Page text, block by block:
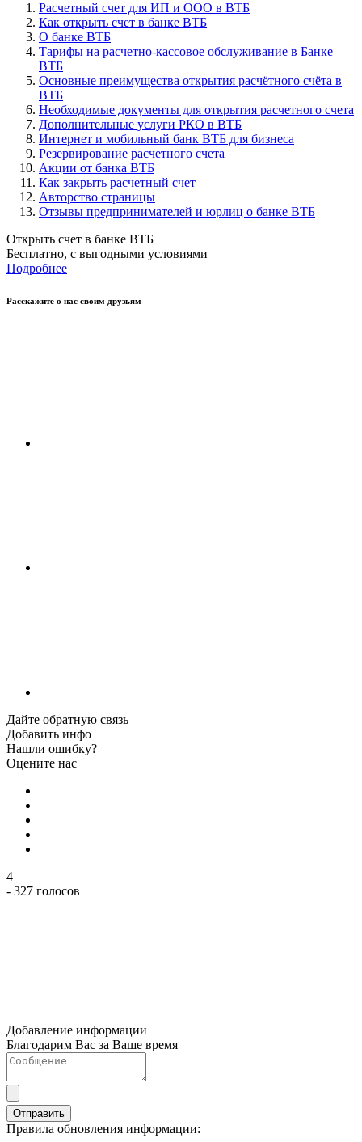
Расчетный счет для ИП и ООО в ВТБ
Как открыть счет в банке ВТБ
О банке ВТБ
Тарифы на расчетно-кассовое обслуживание в Банке
ВТБ
Основные преимущества открытия расчётного счёта в
ВТБ
Необходимые документы для открытия расчетного счета
Дополнительные услуги РКО в ВТБ
Интернет и мобильный банк ВТБ для бизнеса
Резервирование расчетного счета
Акции от банка ВТБ
Как закрыть расчетный счет
Авторство страницы
Отзывы предпринимателей и юрлиц о банке ВТБ
Открыть счет в банке ВТБ
Бесплатно, с выгодными условиями
Подробнее
Расскажите о нас своим друзьям
Дайте обратную связь
Добавить инфо
Нашли ошибку?
Оцените нас
4
- 327 голосов
Добавление информации
Благодарим Вас за Ваше время
Отправить
Правила обновления информации: